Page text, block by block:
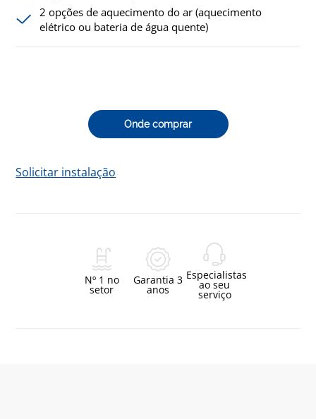
2 opções de aquecimento do ar (aquecimento
elétrico ou bateria de água quente)
Onde comprar
Solicitar instalação
Nº 1 no
setor
Garantia 3
anos
Especialistas
ao seu
serviço